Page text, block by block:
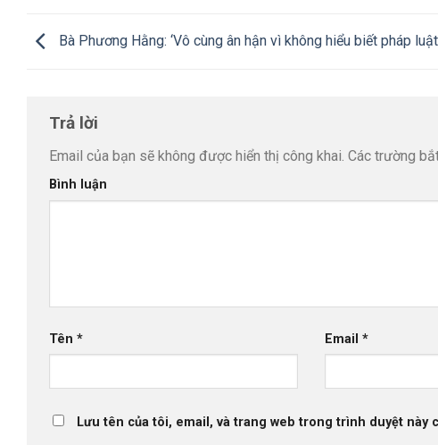
Bà Phương Hằng: ‘Vô cùng ân hận vì không hiểu biết pháp
Trả lời
Email của bạn sẽ không được hiển thị công khai. Các trường
Bình luận
Tên * Email*
Lưu tên của tôi, email, và trang web trong trình duyệt này